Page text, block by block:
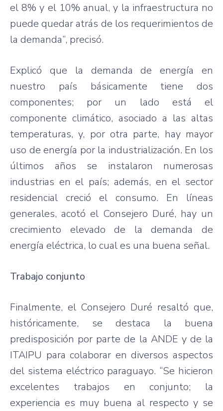
el 8% y el 10% anual, y la infraestructura no
puede quedar atrás de los requerimientos de
la demanda”, precisó.
Explicó que la demanda de energía en
nuestro país básicamente tiene dos
componentes; por un lado está el
componente climático, asociado a las altas
temperaturas, y, por otra parte, hay mayor
uso de energía por la industrialización. En los
últimos años se instalaron numerosas
industrias en el país; además, en el sector
residencial creció el consumo. En líneas
generales, acotó el Consejero Duré, hay un
crecimiento elevado de la demanda de
energía eléctrica, lo cual es una buena señal.
Trabajo conjunto
Finalmente, el Consejero Duré resaltó que,
históricamente, se destaca la buena
predisposición por parte de la ANDE y de la
ITAIPU para colaborar en diversos aspectos
del sistema eléctrico paraguayo. “Se hicieron
excelentes trabajos en conjunto; la
experiencia es muy buena al respecto y se